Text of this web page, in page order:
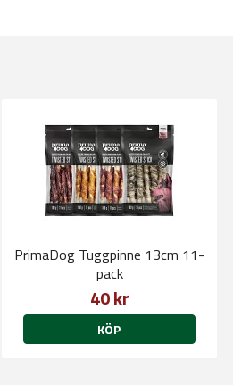
PrimaDog Tuggpinne 13cm 11-
pack
40 kr
KÖP